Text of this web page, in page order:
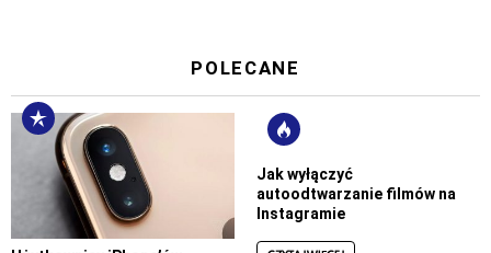
POLECANE
Jak wyłączyć
autoodtwarzanie filmów na
Instagramie